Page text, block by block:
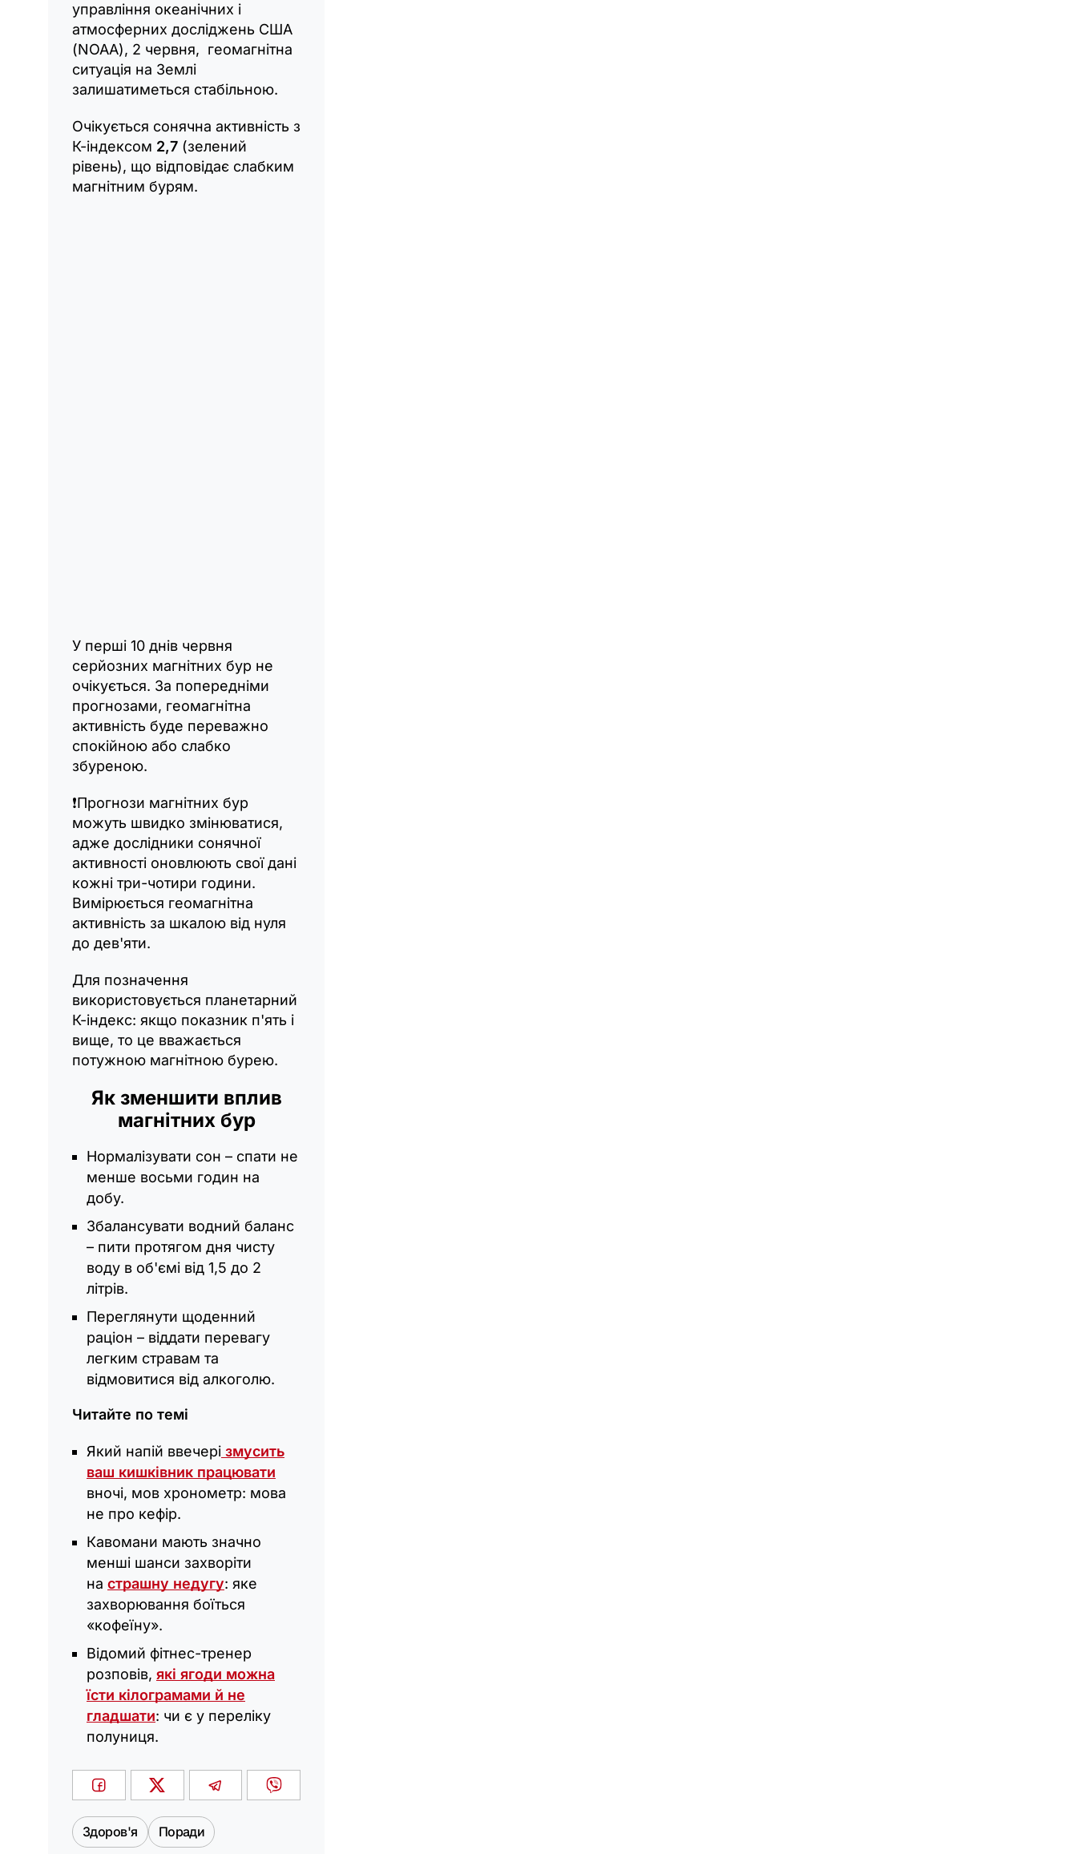
управління океанічних і
атмосферних досліджень США
(NOAA), 2 червня, геомагнітна
ситуація на Землі
залишатиметься стабільною.
Очікується сонячна активність з
К-індексом 2,7 (зелений
рівень), що відповідає слабким
магнітним бурям.
У перші 10 днів червня
серйозних магнітних бур не
очікується. За попередніми
прогнозами, геомагнітна
активність буде переважно
спокійною або слабко
збуреною.
❗️Прогнози магнітних бур
можуть швидко змінюватися,
адже дослідники сонячної
активності оновлюють свої дані
кожні три-чотири години.
Вимірюється геомагнітна
активність за шкалою від нуля
до дев'яти.
Для позначення
використовується планетарний
К-індекс: якщо показник п'ять і
вище, то це вважається
потужною магнітною бурею.
Як зменшити вплив
магнітних бур
Нормалізувати сон – спати не
менше восьми годин на
добу.
Збалансувати водний баланс
– пити протягом дня чисту
воду в об'ємі від 1,5 до 2
літрів.
Переглянути щоденний
раціон – віддати перевагу
легким стравам та
відмовитися від алкоголю.
Читайте по темі
Який напій ввечері змусить
ваш кишківник працювати
вночі, мов хронометр: мова
не про кефір.
Кавомани мають значно
менші шанси захворіти
на страшну недугу: яке
захворювання боїться
«кофеїну».
Відомий фітнес-тренер
розповів, які ягоди можна
їсти кілограмами й не
гладшати: чи є у переліку
полуниця.
Здоров'я Поради